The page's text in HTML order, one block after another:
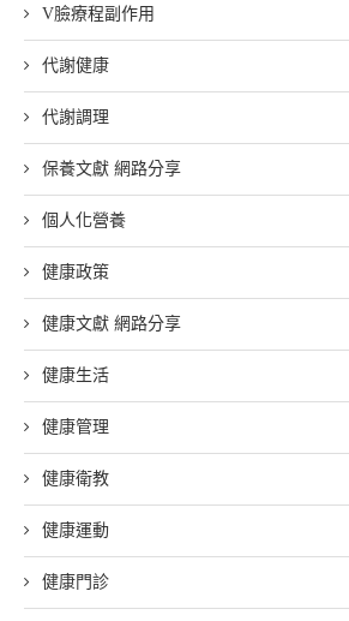
V臉療程副作用
代謝健康
代謝調理
保養文獻 網路分享
個人化營養
健康政策
健康文獻 網路分享
健康生活
健康管理
健康衛教
健康運動
健康門診